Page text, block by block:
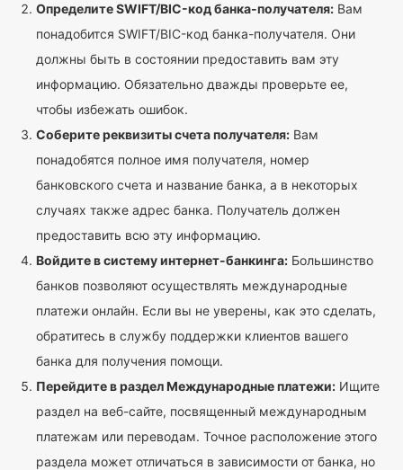
Определите SWIFT/BIC-код банка-получателя: Вам
понадобится SWIFT/BIC-код банка-получателя. Они
должны быть в состоянии предоставить вам эту
информацию. Обязательно дважды проверьте ее,
чтобы избежать ошибок.
Соберите реквизиты счета получателя: Вам
понадобятся полное имя получателя, номер
банковского счета и название банка, а в некоторых
случаях также адрес банка. Получатель должен
предоставить всю эту информацию.
Войдите в систему интернет-банкинга: Большинство
банков позволяют осуществлять международные
платежи онлайн. Если вы не уверены, как это сделать,
обратитесь в службу поддержки клиентов вашего
банка для получения помощи.
Перейдите в раздел Международные платежи: Ищите
раздел на веб-сайте, посвященный международным
платежам или переводам. Точное расположение этого
раздела может отличаться в зависимости от банка, но